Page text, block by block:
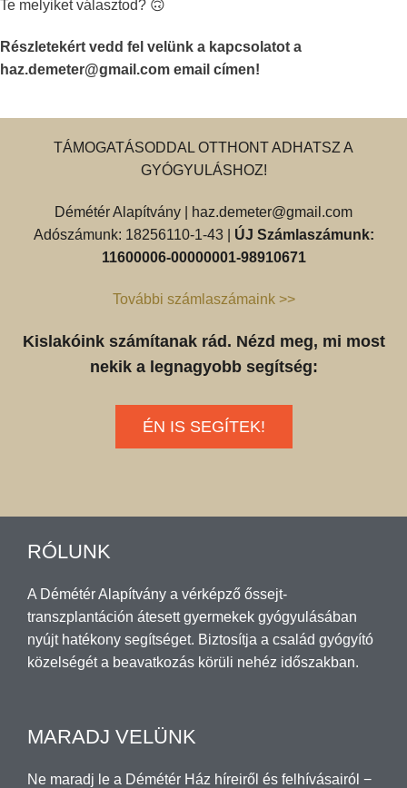
Te melyiket választod? 🙃
Részletekért vedd fel velünk a kapcsolatot a
haz.demeter@gmail.com email címen!
TÁMOGATÁSODDAL OTTHONT ADHATSZ A
GYÓGYULÁSHOZ!
Démétér Alapítvány |
haz.demeter@gmail.com
Adószámunk: 18256110-1-43 | ÚJ Számlaszámunk:
11600006-00000001-98910671
További számlaszámaink >>
Kislakóink számítanak rád. Nézd meg, mi most
nekik a legnagyobb segítség:
ÉN IS SEGÍTEK!
RÓLUNK
A Démétér Alapítvány a vérképző őssejt-
transzplantáción átesett gyermekek gyógyulásában
nyújt hatékony segítséget. Biztosítja a család gyógyító
közelségét a beavatkozás körüli nehéz időszakban.
MARADJ VELÜNK
Ne maradj le a Démétér Ház híreiről és felhívásairól −